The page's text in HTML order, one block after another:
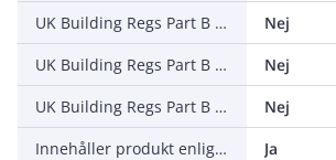
UK Building Regs Part B brandklassad - 30 minuter
Nej
UK Building Regs Part B brandklassad - 60 minuter
Nej
UK Building Regs Part B brandklassad - 90 minuter
Nej
Innehåller produkt enligt 2019/2020/EU
Ja